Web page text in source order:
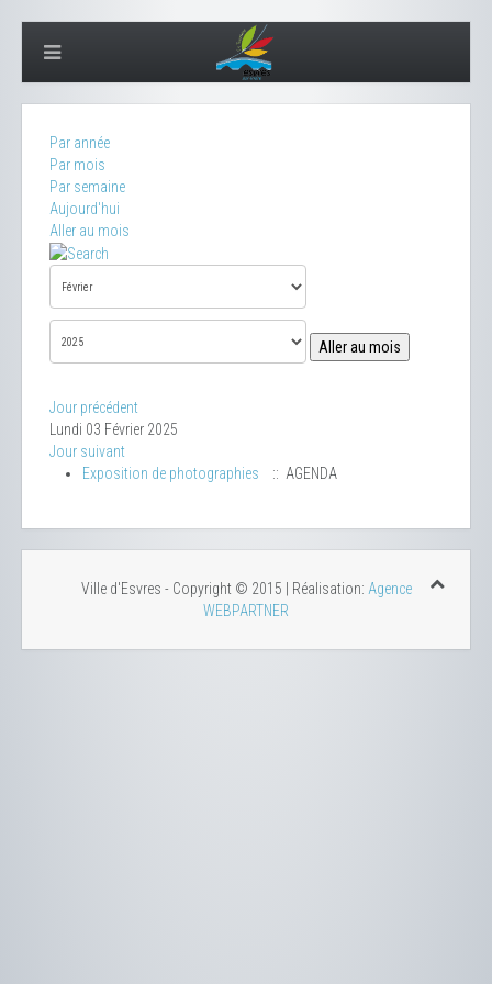
Par année
Par mois
Par semaine
Aujourd'hui
Aller au mois
Aller au mois
Jour précédent
Lundi 03 Février 2025
Jour suivant
Exposition de photographies
:: AGENDA
Ville d'Esvres - Copyright © 2015 | Réalisation: Agence
WEBPARTNER